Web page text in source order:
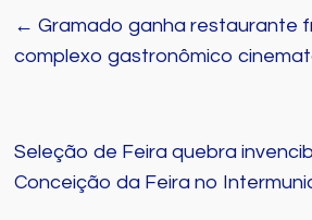
← Gramado ganha restaurante
complexo gastronômico
Seleção de Feira quebra
Conceição da Feira no